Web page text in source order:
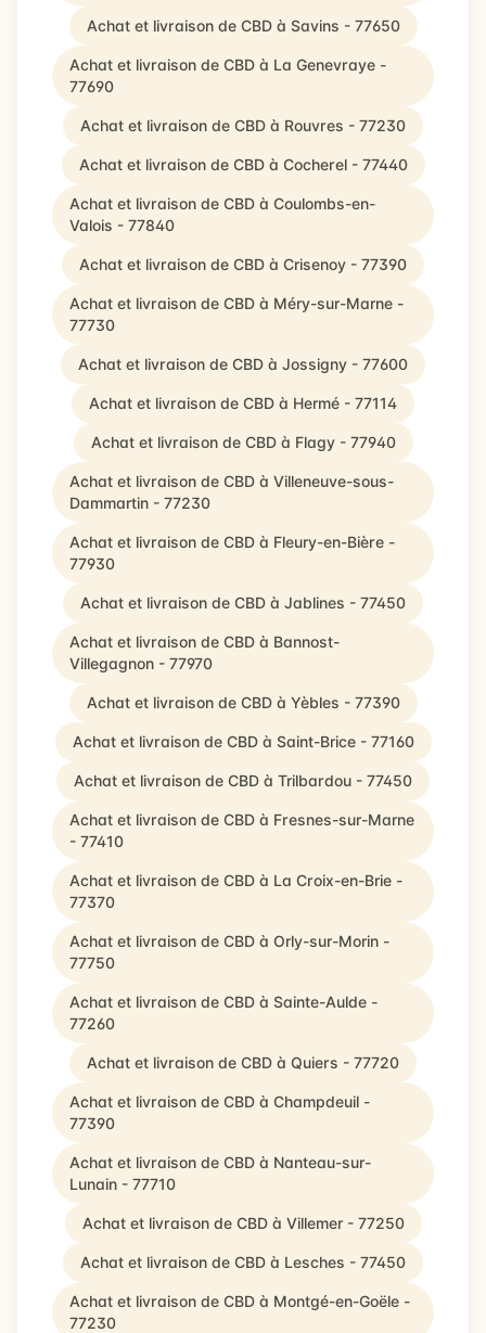
Achat et livraison de CBD à Savins - 77650
Achat et livraison de CBD à La Genevraye -
77690
Achat et livraison de CBD à Rouvres - 77230
Achat et livraison de CBD à Cocherel - 77440
Achat et livraison de CBD à Coulombs-en-
Valois - 77840
Achat et livraison de CBD à Crisenoy - 77390
Achat et livraison de CBD à Méry-sur-Marne -
77730
Achat et livraison de CBD à Jossigny - 77600
Achat et livraison de CBD à Hermé - 77114
Achat et livraison de CBD à Flagy - 77940
Achat et livraison de CBD à Villeneuve-sous-
Dammartin - 77230
Achat et livraison de CBD à Fleury-en-Bière -
77930
Achat et livraison de CBD à Jablines - 77450
Achat et livraison de CBD à Bannost-
Villegagnon - 77970
Achat et livraison de CBD à Yèbles - 77390
Achat et livraison de CBD à Saint-Brice - 77160
Achat et livraison de CBD à Trilbardou - 77450
Achat et livraison de CBD à Fresnes-sur-Marne
- 77410
Achat et livraison de CBD à La Croix-en-Brie -
77370
Achat et livraison de CBD à Orly-sur-Morin -
77750
Achat et livraison de CBD à Sainte-Aulde -
77260
Achat et livraison de CBD à Quiers - 77720
Achat et livraison de CBD à Champdeuil -
77390
Achat et livraison de CBD à Nanteau-sur-
Lunain - 77710
Achat et livraison de CBD à Villemer - 77250
Achat et livraison de CBD à Lesches - 77450
Achat et livraison de CBD à Montgé-en-Goële -
77230